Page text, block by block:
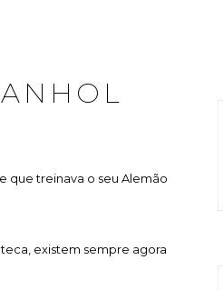
que treinava o seu Alemão
existem sempre agora